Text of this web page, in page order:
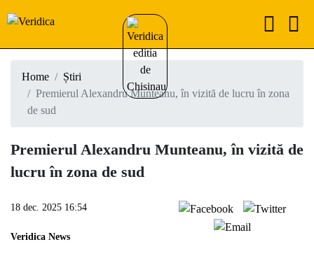
Home
Știri
Premierul Alexandru Munteanu, în vizită de lucru în zona
de sud
Premierul Alexandru Munteanu, în vizită de
lucru în zona de sud
18 dec. 2025 16:54
Veridica News